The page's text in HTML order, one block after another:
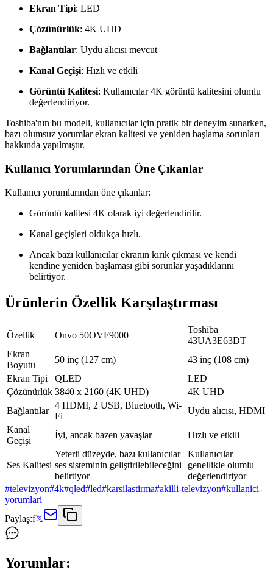
Ekran Tipi: LED
Çözünürlük: 4K UHD
Bağlantılar: Uydu alıcısı mevcut
Kanal Geçişi: Hızlı ve etkili
Görüntü Kalitesi: Kullanıcılar 4K görüntü kalitesini olumlu
değerlendiriyor.
Toshiba'nın bu modeli, kullanıcılar için pratik bir deneyim sunarken,
bazı olumsuz yorumlar ekran kalitesi ve yeniden başlama sorunları
hakkında yapılmıştır.
Kullanıcı Yorumlarından Öne Çıkanlar
Kullanıcı yorumlarından öne çıkanlar:
Görüntü kalitesi 4K olarak iyi değerlendirilir.
Kanal geçişleri oldukça hızlı.
Ancak bazı kullanıcılar ekranın kırık çıkması ve kendi
kendine yeniden başlaması gibi sorunlar yaşadıklarını
belirtiyor.
Ürünlerin Özellik Karşılaştırması
Özellik Onvo 50OVF9000
Toshiba
43UA3E63DT
Ekran
Boyutu
50 inç (127 cm)
43 inç (108 cm)
Ekran Tipi
QLED
LED
Çözünürlük 3840 x 2160 (4K UHD)
4K UHD
Bağlantılar
4 HDMI, 2 USB, Bluetooth, Wi-
Fi
Uydu alıcısı, HDMI
Kanal
Geçişi
İyi, ancak bazen yavaşlar Hızlı ve etkili
Ses Kalitesi
Yeterli düzeyde, bazı kullanıcılar
ses sisteminin geliştirilebileceğini
belirtiyor
Kullanıcılar
genellikle olumlu
değerlendiriyor
#televizyon#4k#qled#led#karsilastirma#akilli-televizyon#kullanici-
yorumlari
Paylaş:f𝕏
Yorumlar: